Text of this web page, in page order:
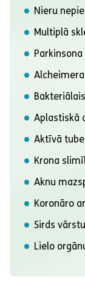
Nieru
Multiplā
Aplastiskā
Aktīvā
Krona
Aknu
Koronāro
Sirds
Lielo